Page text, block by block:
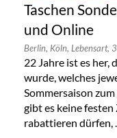
Taschen
und Online
Berlin, Köln, Lebensart,
22 Jahre ist es her,
wurde, welches
Sommersaison
gibt es keine
rabattieren dürfen,